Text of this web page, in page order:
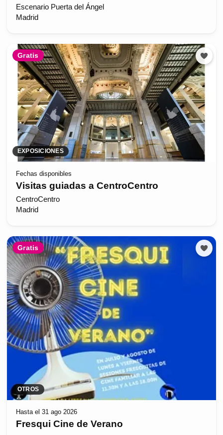
Escenario Puerta del Ángel
Madrid
Gratis
EXPOSICIONES
Fechas disponibles
Visitas guiadas a CentroCentro
CentroCentro
Madrid
Gratis
OTROS
Hasta el 31 ago 2026
Fresqui Cine de Verano